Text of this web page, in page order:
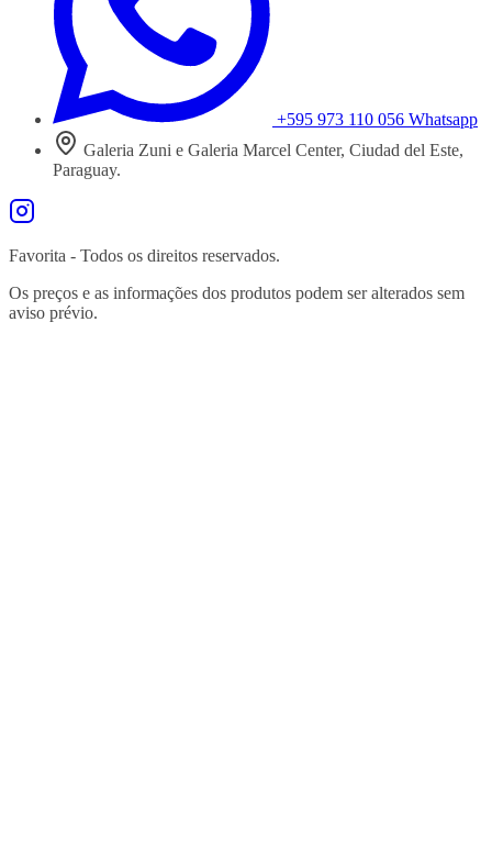
+595 973 110 056 Whatsapp
Galeria Zuni e Galeria Marcel Center, Ciudad del Este,
Paraguay.
Favorita - Todos os direitos reservados.
Os preços e as informações dos produtos podem ser alterados sem
aviso prévio.